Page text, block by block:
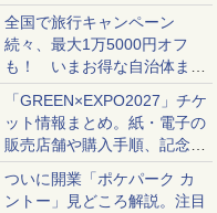
ど大型イベント目白押し！
全国で旅行キャンペーン
続々、最大1万5000円オフ
も！ いまお得な自治体まと
め
「GREEN×EXPO2027」チケ
ット情報まとめ。紙・電子の
販売店舗や購入手順、記念チ
ケットも解説
ついに開業「ポケパーク カ
ントー」見どころ解説。注目